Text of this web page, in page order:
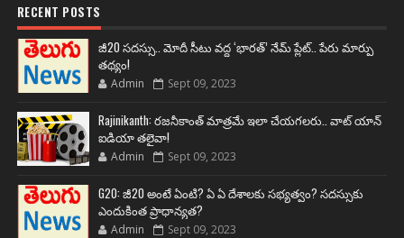
RECENT POSTS
జీ20 సదస్సు.. మోదీ సీటు వద్ద ‘భారత్’ నేమ్ ప్లేట్‌.. పేరు మార్పు
తథ్యం!
Admin Sept 09, 2023
Rajinikanth: రజనీకాంత్ మాత్రమే ఇలా చేయగలరు.. వాట్ యాన్
ఐడియా తలైవా!
Admin Sept 09, 2023
G20: జీ20 అంటే ఏంటి? ఏ ఏ దేశాలకు సభ్యత్వం? సదస్సుకు
ఎందుకింత ప్రాధాన్యత?
Admin Sept 09, 2023